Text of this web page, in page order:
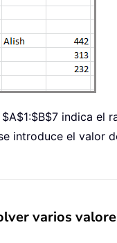
indica el
introduce el valor
varios